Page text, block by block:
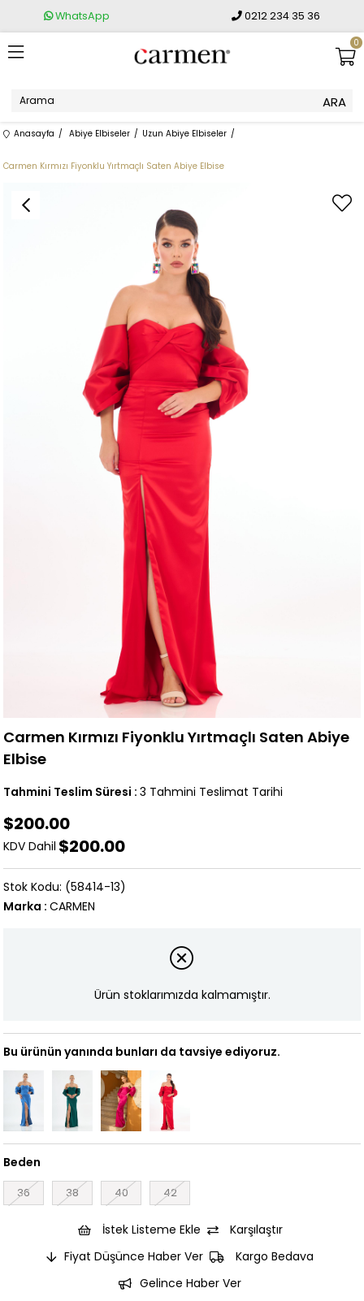
WhatsApp 0212 234 35 36
0
Anasayfa Abiye Elbiseler Uzun Abiye Elbiseler
Carmen Kırmızı Fiyonklu Yırtmaçlı Saten Abiye Elbise
Carmen Kırmızı Fiyonklu Yırtmaçlı Saten Abiye
Elbise
Tahmini Teslim Süresi : 3 Tahmini Teslimat Tarihi
$200.00
KDV Dahil $200.00
(58414-13)
Marka : CARMEN
Ürün stoklarımızda kalmamıştır.
Bu ürünün yanında bunları da tavsiye ediyoruz.
Beden
36 38 40 42
İstek Listeme Ekle
Karşılaştır
Fiyat Düşünce Haber Ver
Kargo Bedava
Gelince Haber Ver